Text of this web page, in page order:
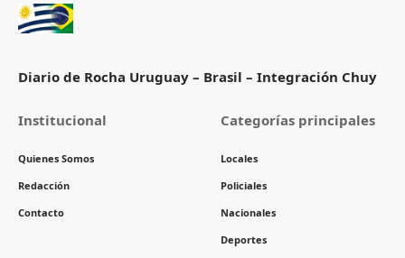
Diario de Rocha Uruguay – Brasil – Integración Chuy
Institucional
Quienes Somos
Redacción
Contacto
Categorías principales
Locales
Policiales
Nacionales
Deportes